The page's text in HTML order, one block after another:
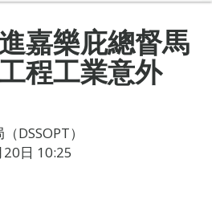
嘉樂庇總督馬
程工業意外
DSSOPT）
日 10:25